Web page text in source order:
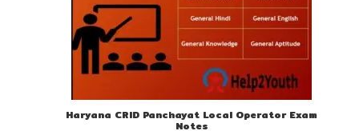
Haryana CRID Panchayat Local Operator Exam
Notes